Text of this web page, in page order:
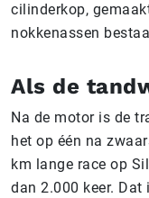
cilinderkop,
nokkenassen
Als de
Na de motor is de
het op één na
km lange race op
dan 2.000 keer. Dat